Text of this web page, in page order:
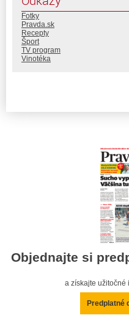
Fotky
Pravda.sk
Recepty
Šport
TV program
Vinotéka
Objednajte si
a získajte užitočné
Predplatné